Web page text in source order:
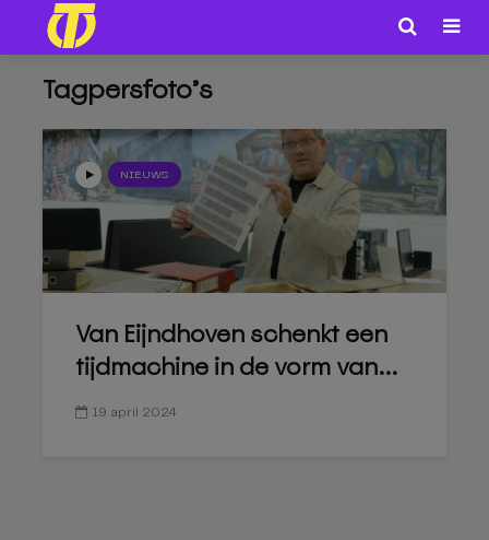
Tagpersfoto’s
NIEUWS
Van Eijndhoven schenkt een
tijdmachine in de vorm van...
19 april 2024